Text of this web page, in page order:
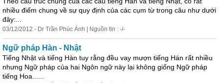
nhiều điểm chung về sự quy định của các cụm từ trong câu như dưới
đây:...
03/12/2012 - Dr Trần Phúc Ánh | Nguồn tin : -/-
Ngữ pháp Hàn - Nhật
Tiếng Nhật và tiếng Hàn tuy rằng đều vay mượn tiếng Hán rất nhiều
nhưng Ngữ pháp của hai Ngôn ngữ này lại không giống Ngữ pháp
tiếng Hoa......